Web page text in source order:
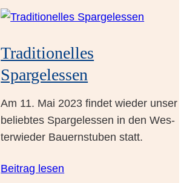
Tra­di­tio­nel­les
Spargelessen
Am 11. Mai 2023 fin­det wie­der unser
belieb­tes Spar­gel­es­sen in den Wes­
ter­wie­der Bau­ern­stu­ben statt.
Bei­trag lesen